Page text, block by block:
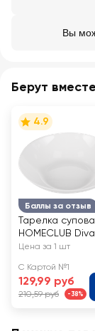
Вы
Берут вместе
Баллы за отзыв
4.9
Тарелка
HOMECLUB Diva
20см, стекло,
Цена за 1 шт
С Картой №1
129,99 руб
210,59 руб -38%